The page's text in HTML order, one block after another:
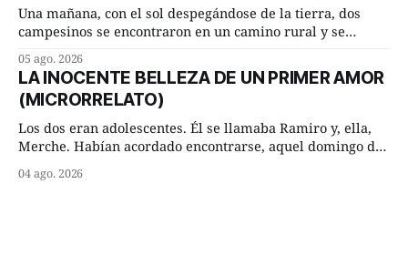
Una mañana, con el sol despegándose de la tierra, dos
campesinos se encontraron en un camino rural y se
remolachas, Manuel? —quiso saber uno. —Eso acabo de
hacer, Paco. ¿Cómo va ese maíz tuyo? --se interesó el otro.
—De momento mejor
05 ago. 2026
LA INOCENTE BELLEZA DE UN PRIMER AMOR
(MICRORRELATO)
Los dos eran adolescentes. Él se llamaba Ramiro y, ella,
Merche. Habían acordado encontrarse, aquel domingo de
lugar del río que debía este nombre a la pronunciada
04 ago. 2026